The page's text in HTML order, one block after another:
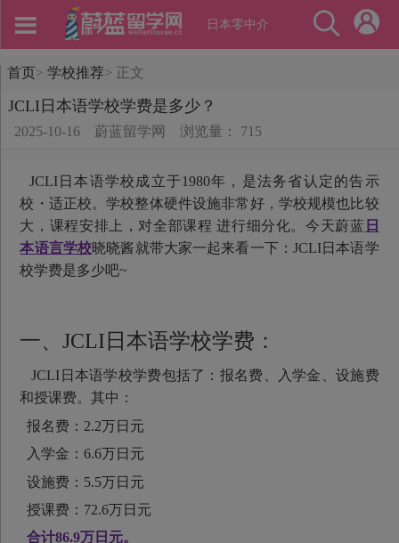
日本零中介
首页> 学校推荐> 正文
JCLI日本语学校学费是多少？
2025-10-16 蔚蓝留学网 浏览量： 715
JCLI日本语学校成立于1980年，是法务省认定的告示
校・适正校。学校整体硬件设施非常好，学校规模也比较
大，课程安排上，对全部课程 进行细分化。今天蔚蓝 日
本语言学校晓晓酱就带大家一起来看一下：JCLI日本语学
校学费是多少吧~
一、JCLI日本语学校学费：
JCLI日本语学校学费包括了：报名费、入学金、设施费
和授课费。其中：
报名费：2.2万日元
入学金：6.6万日元
设施费：5.5万日元
授课费：72.6万日元
合计86.9万日元。